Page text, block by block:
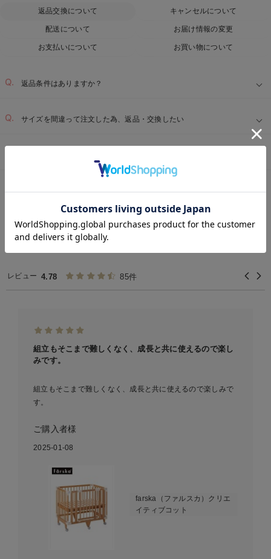
返品交換について
キャンセルについて
配送について
お届け情報の変更
お支払いについて
お買い物について
返品条件はありますか？
サイズを間違って注文した為、返品・交換したい
お気に入り商品を確認する
REVIEW
ベビーベッド・布団 （ベビー・新生児） マキシ丈
の高評価レビュー
レビュー 4.78 85件
組立もそこまで難しくなく、成長と共に使えるので楽し
みです。
組立もそこまで難しくなく、成長と共に使えるので楽しみで
す。
ご購入者様
2025-01-08
farska（ファルスカ）クリエ
イティブコット